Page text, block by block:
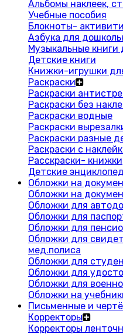
Альбомы наклеек,
Учебные пособия
Блокноты-
Азбука для
Музыкальные книги
Детские книги
Книжки-игрушки
Раскраски
Раскраски
Раскраски без
Раскраски водные
Раскраски
Раскраски разные
Раскраски с
Расскраски- книжки
Детские
Обложки на
Обложки на
Обложки для
Обложки для
Обложки для
Обложки для
мед.полиса
Обложки для
Обложки для
Обложки для
Обложки на
Письменные и
Корректоры
Корректоры